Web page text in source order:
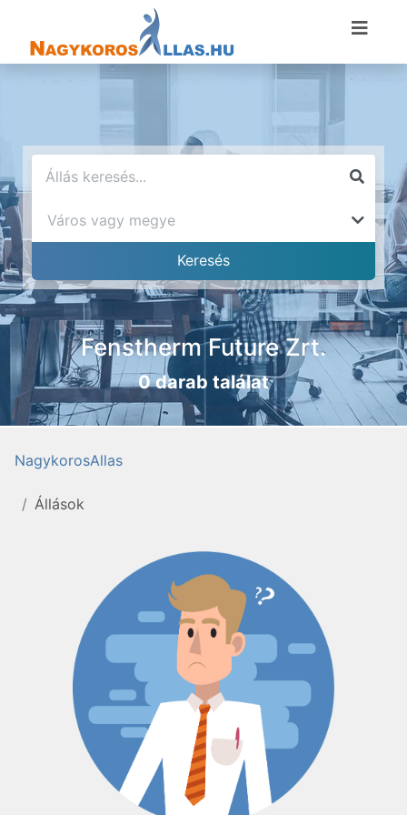
Fenstherm Future Zrt.
0 darab találat
NagykorosAllas
Állások